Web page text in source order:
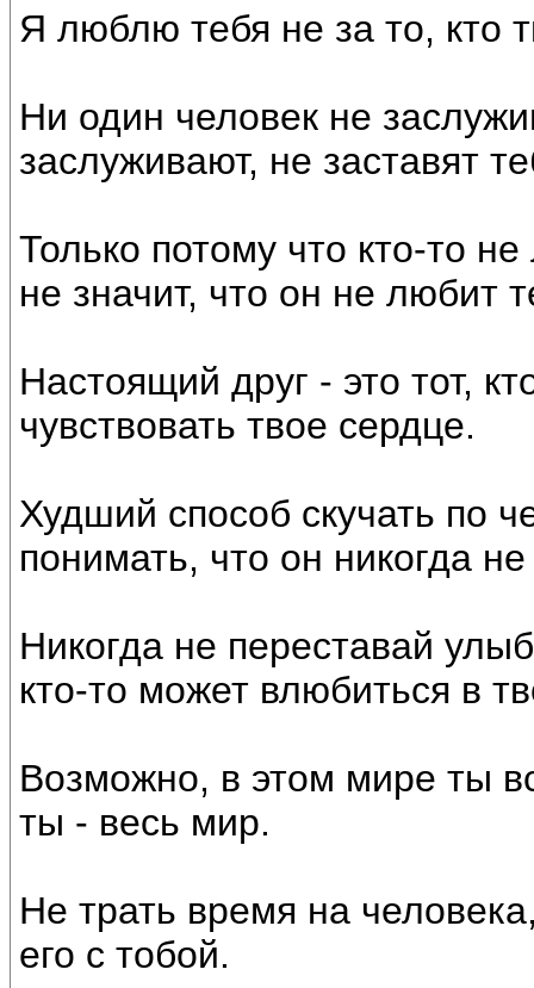
Я люблю тебя не за то, кто
Ни один человек не
заслуживают, не заставят
Только потому что кто-то
не значит, что он не любит
Настоящий друг - это тот,
чувствовать твое сердце.
Худший способ скучать по
понимать, что он никогда
Никогда не переставай
кто-то может влюбиться в
Возможно, в этом мире ты
ты - весь мир.
Не трать время на
его с тобой.